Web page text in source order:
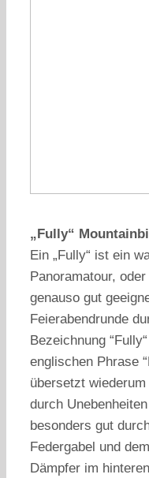
„Fully“
Ein „Fully“ ist ein
Panoramatour,
genauso gut
Feierabendrunde
Bezeichnung
englischen Phrase
übersetzt
durch
besonders gut
Federgabel und
Dämpfer im